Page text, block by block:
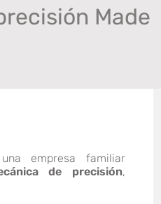
Made
empresa familiar
de precisión,